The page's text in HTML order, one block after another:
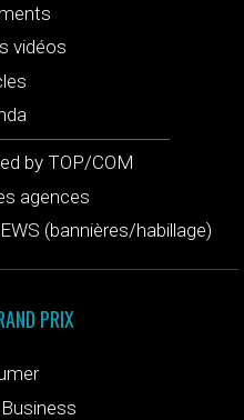
vidéos
by TOP/COM
agences
(bannières/habillage)
PRIX